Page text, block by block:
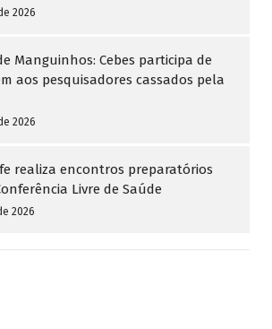
2026
Manguinhos: Cebes participa de
aos pesquisadores cassados pela
2026
realiza encontros preparatórios
Livre de Saúde
2026